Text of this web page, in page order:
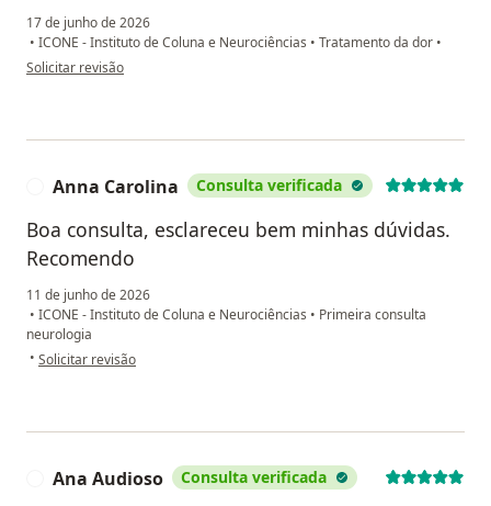
17 de junho de 2026
• ICONE - Instituto de Coluna e Neurociências • Tratamento da dor •
na opinião do utilizador Jullie
Solicitar revisão
Anna Carolina Consulta verificada
Boa consulta, esclareceu bem minhas dúvidas.
Recomendo
11 de junho de 2026
• ICONE - Instituto de Coluna e Neurociências • Primeira consulta
neurologia
• na opinião do utilizador Anna Carolina
Solicitar revisão
Ana Audioso Consulta verificada